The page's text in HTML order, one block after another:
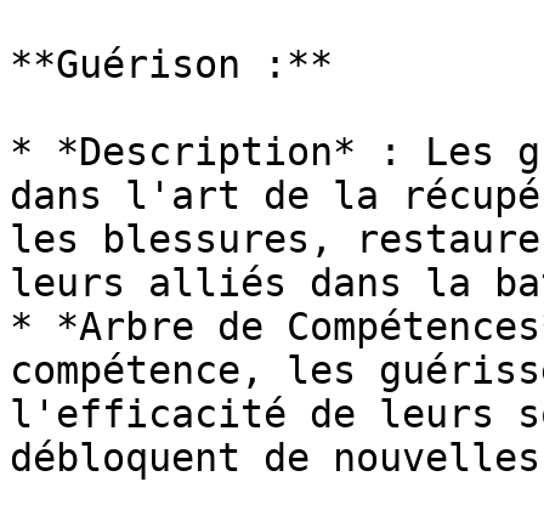
**Guérison :**
* *Description* : Les
dans l'art de la
les blessures,
leurs alliés dans la
* *Arbre de
compétence, les
l'efficacité de leurs
débloquent de